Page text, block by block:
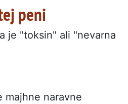
peni
je "toksin" ali "nevarna
majhne naravne